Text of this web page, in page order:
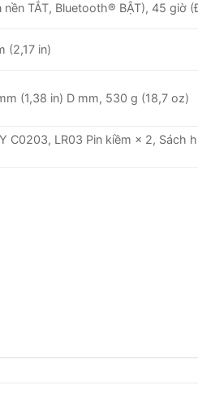
TẮT, Bluetooth® BẬT), 45 giờ
(2,17 in)
(1,38 in) D mm, 530 g (18,7 oz)
C0203, LR03 Pin kiềm × 2,